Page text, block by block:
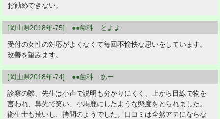
お勧めできない。
[岡山県2018年-75] ●●歯科 とよよ
受付の女性の対応がよくなくて毎回不愉快な思いをしています。
改善を望みます。
[岡山県2018年-74] ●●歯科 あー
診察の際、先生は小声で説明も分かりにくく、上から目線で物を
言われ、鼻先で笑い、小馬鹿にしたような態度をとられました。
衛生士も荒いし、拷問のようでした。口コミは全然アテにならな